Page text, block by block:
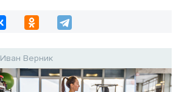
Иван Верник